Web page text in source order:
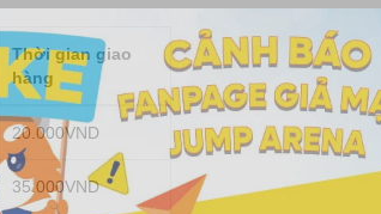
Thời gian giao
hàng
20.000VND
35.000VND